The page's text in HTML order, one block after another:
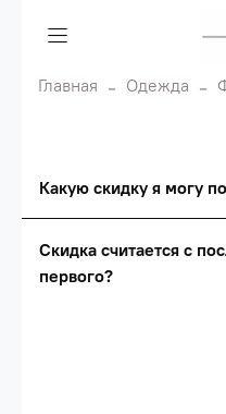
Главная Одежда
Какую скидку я могу
Сумма скидки
Скидка считается с
первого?